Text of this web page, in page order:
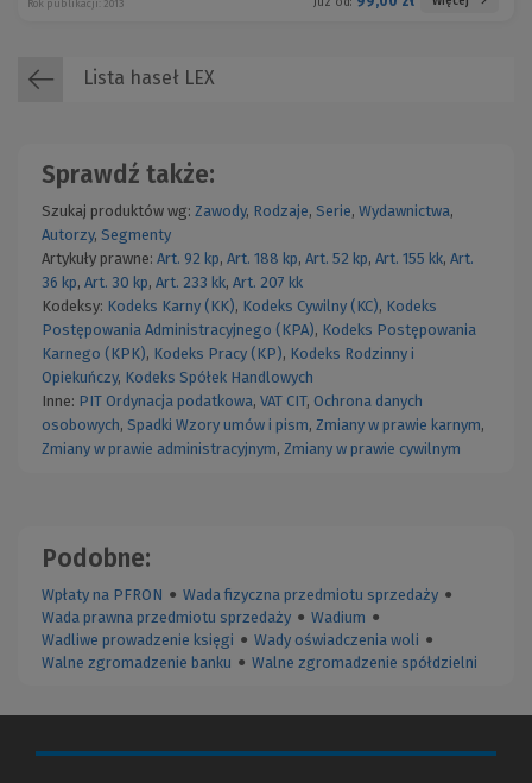
Rok publikacji: 2013
Lista haseł LEX
Sprawdź także:
Szukaj produktów wg: Zawody, Rodzaje, Serie, Wydawnictwa,
Autorzy, Segmenty
Artykuły prawne: Art. 92 kp, Art. 188 kp, Art. 52 kp, Art. 155 kk, Art.
36 kp, Art. 30 kp, Art. 233 kk, Art. 207 kk
Kodeksy: Kodeks Karny (KK), Kodeks Cywilny (KC), Kodeks
Postępowania Administracyjnego (KPA), Kodeks Postępowania
Karnego (KPK), Kodeks Pracy (KP), Kodeks Rodzinny i
Opiekuńczy, Kodeks Spółek Handlowych
Inne: PIT Ordynacja podatkowa, VAT CIT, Ochrona danych
osobowych, Spadki Wzory umów i pism, Zmiany w prawie karnym,
Zmiany w prawie administracyjnym, Zmiany w prawie cywilnym
Podobne:
Wpłaty na PFRON ● Wada fizyczna przedmiotu sprzedaży ●
Wada prawna przedmiotu sprzedaży ● Wadium ●
Wadliwe prowadzenie księgi ● Wady oświadczenia woli ●
Walne zgromadzenie banku ● Walne zgromadzenie spółdzielni